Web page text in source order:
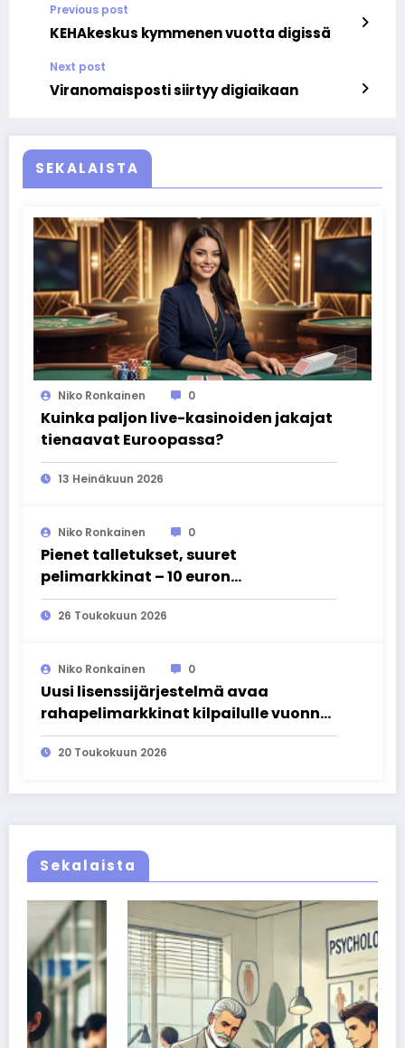
Previous post
KEHAkeskus kymmenen vuotta digissä
Next post
Viranomaisposti siirtyy digiaikaan
SEKALAISTA
Niko Ronkainen 0
Kuinka paljon live-kasinoiden jakajat
tienaavat Euroopassa?
13 Heinäkuun 2026
Niko Ronkainen 0
Pienet talletukset, suuret
pelimarkkinat – 10 euron
minimitalletuksen kasinot EU:ssa
26 Toukokuun 2026
Niko Ronkainen 0
Uusi lisenssijärjestelmä avaa
rahapelimarkkinat kilpailulle vuonna
2027
20 Toukokuun 2026
Sekalaista